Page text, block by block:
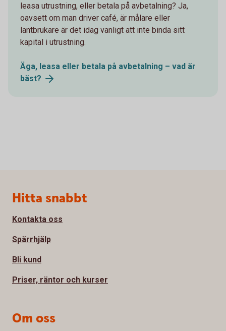
leasa utrustning, eller betala på avbetalning? Ja,
oavsett om man driver café, är målare eller
lantbrukare är det idag vanligt att inte binda sitt
kapital i utrustning.
Äga, leasa eller betala på avbetalning – vad är
bäst?
Sidfot
Hitta snabbt
Kontakta oss
Spärrhjälp
Bli kund
Priser, räntor och kurser
Om oss